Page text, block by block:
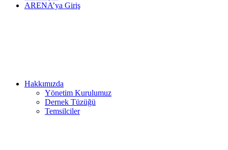
ARENA’ya Giriş
Hakkımızda
Yönetim Kurulumuz
Dernek Tüzüğü
Temsilciler